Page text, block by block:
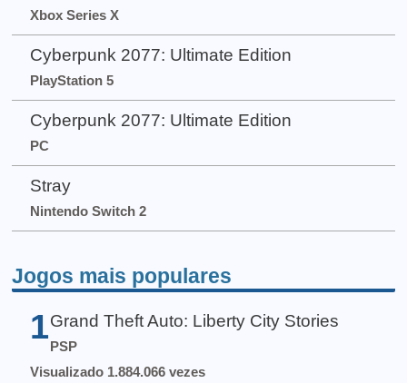
Xbox Series X
Cyberpunk 2077: Ultimate Edition
PlayStation 5
Cyberpunk 2077: Ultimate Edition
PC
Stray
Nintendo Switch 2
Jogos mais populares
1 Grand Theft Auto: Liberty City Stories
PSP
Visualizado 1.884.066 vezes